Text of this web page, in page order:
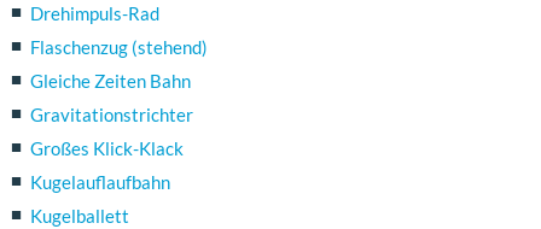
Drehimpuls-Rad
Flaschenzug (stehend)
Gleiche Zeiten Bahn
Gravitationstrichter
Großes Klick-Klack
Kugelauflaufbahn
Kugelballett